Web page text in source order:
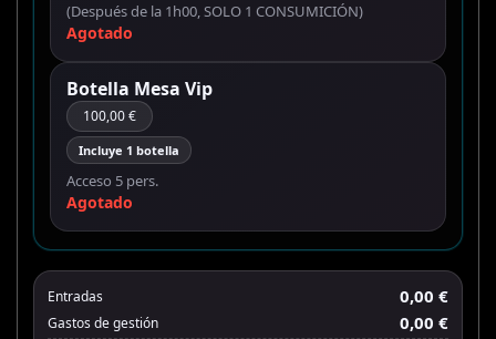
(Después de la 1h00, SOLO 1 CONSUMICIÓN)
Agotado
Botella Mesa Vip
100,00 €
Incluye 1 botella
Acceso 5 pers.
Agotado
Entradas 0,00 €
Gastos de gestión 0,00 €